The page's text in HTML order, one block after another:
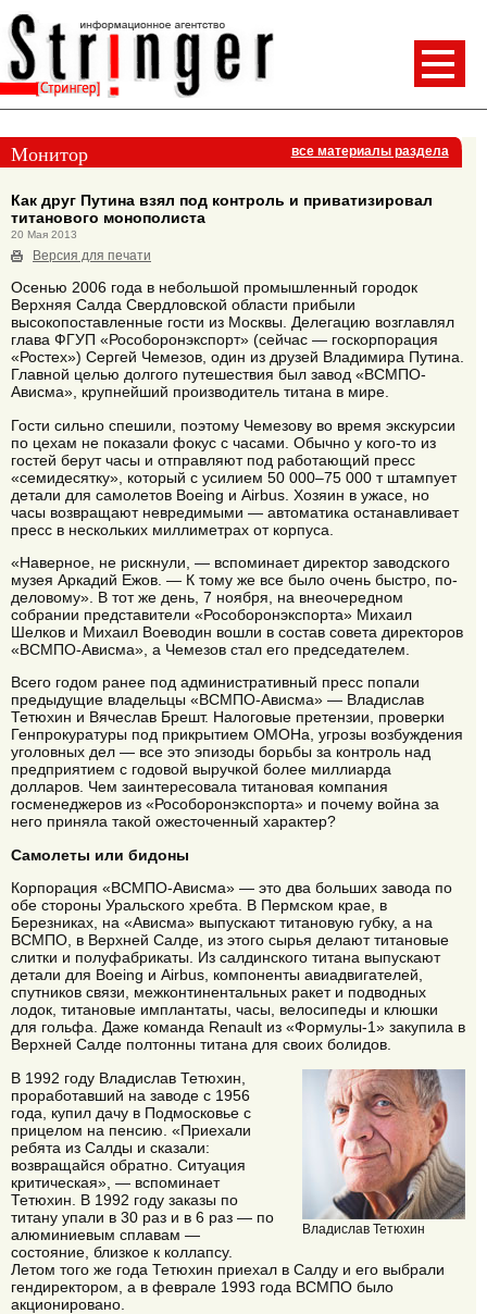
Монитор все материалы раздела
Как друг Путина взял под контроль и приватизировал
титанового монополиста
20 Мая 2013
Версия для печати
Осенью 2006 года в небольшой промышленный городок
Верхняя Салда Свердловской области прибыли
высокопоставленные гости из Москвы. Делегацию возглавлял
глава ФГУП «Рособоронэкспорт» (сейчас — госкорпорация
«Ростех») Сергей Чемезов, один из друзей Владимира Путина.
Главной целью долгого путешествия был завод «ВСМПО-
Ависма», крупнейший производитель титана в мире.
Гости сильно спешили, поэтому Чемезову во время экскурсии
по цехам не показали фокус с часами. Обычно у кого-то из
гостей берут часы и отправляют под работающий пресс
«семидесятку», который с усилием 50 000–75 000 т штампует
детали для самолетов Boeing и Airbus. Хозяин в ужасе, но
часы возвращают невредимыми — автоматика останавливает
пресс в нескольких миллиметрах от корпуса.
«Наверное, не рискнули, — вспоминает директор заводского
музея Аркадий Ежов. — К тому же все было очень быстро, по-
деловому». В тот же день, 7 ноября, на внеочередном
собрании представители «Рособоронэкспорта» Михаил
Шелков и Михаил Воеводин вошли в состав совета директоров
«ВСМПО-Ависма», а Чемезов стал его председателем.
Всего годом ранее под административный пресс попали
предыдущие владельцы «ВСМПО-Ависма» — Владислав
Тетюхин и Вячеслав Брешт. Налоговые претензии, проверки
Генпрокуратуры под прикрытием ОМОНа, угрозы возбуждения
уголовных дел — все это эпизоды борьбы за контроль над
предприятием с годовой выручкой более миллиарда
долларов. Чем заинтересовала титановая компания
госменеджеров из «Рособоронэкспорта» и почему война за
него приняла такой ожесточенный характер?
Самолеты или бидоны
Корпорация «ВСМПО-Ависма» — это два больших завода по
обе стороны Уральского хребта. В Пермском крае, в
Березниках, на «Ависма» выпускают титановую губку, а на
ВСМПО, в Верхней Салде, из этого сырья делают титановые
слитки и полуфабрикаты. Из салдинского титана выпускают
детали для Boeing и Airbus, компоненты авиадвигателей,
спутников связи, межконтинентальных ракет и подводных
лодок, титановые имплантаты, часы, велосипеды и клюшки
для гольфа. Даже команда Renault из «Формулы-1» закупила в
Верхней Салде полтонны титана для своих болидов.
Владислав Тетюхин
В 1992 году Владислав Тетюхин,
проработавший на заводе с 1956
года, купил дачу в Подмосковье с
прицелом на пенсию. «Приехали
ребята из Салды и сказали:
возвращайся обратно. Ситуация
критическая», — вспоминает
Тетюхин. В 1992 году заказы по
титану упали в 30 раз и в 6 раз — по
алюминиевым сплавам —
состояние, близкое к коллапсу.
Летом того же года Тетюхин приехал в Салду и его выбрали
гендиректором, а в феврале 1993 года ВСМПО было
акционировано.